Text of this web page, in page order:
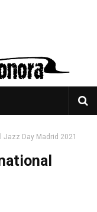
Day Madrid 2021